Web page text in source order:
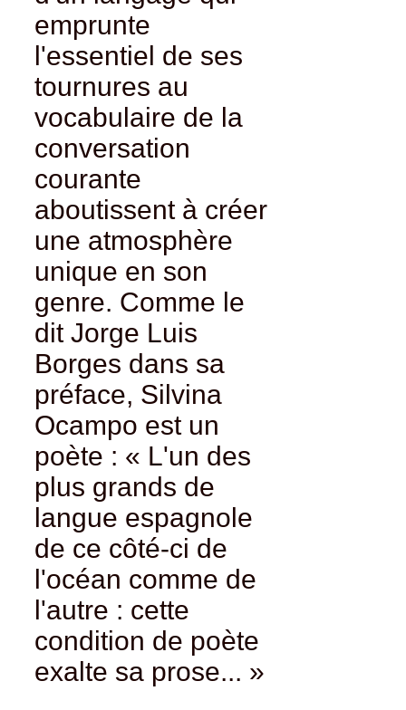
emprunte
l'essentiel de ses
tournures au
vocabulaire de la
conversation
courante
aboutissent à créer
une atmosphère
unique en son
genre. Comme le
dit Jorge Luis
Borges dans sa
préface, Silvina
Ocampo est un
poète : « L'un des
plus grands de
langue espagnole
de ce côté-ci de
l'océan comme de
l'autre : cette
condition de poète
exalte sa prose... »